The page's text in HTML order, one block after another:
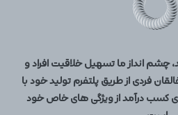
چشم انداز ما تسهیل خلاقیت افراد و
فردی از طریق پلتفرم تولید خود با
کسب درآمد از ویژگی های خاص خود